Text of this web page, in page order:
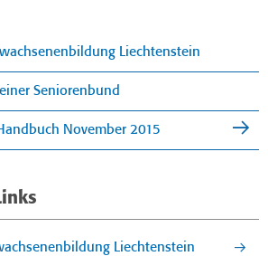
Liechtenstein
Seniorenbund
November 2015
Liechtenstein